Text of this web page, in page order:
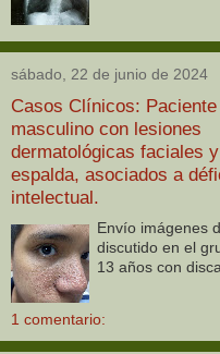
sábado, 22 de junio de 2024
Casos Clínicos: Paciente
masculino con lesiones
dermatológicas faciales
espalda, asociados a
intelectual.
Envío imágenes
discutido en el
13 años con
1 comentario: